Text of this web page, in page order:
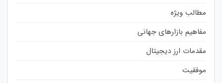
مطالب ویژه
مفاهیم بازارهای جهانی
مقدمات ارز دیجیتال
موفقیت